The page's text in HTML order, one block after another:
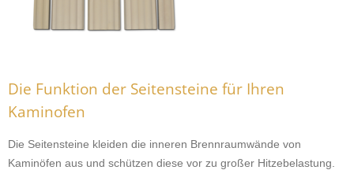
Die Funktion der Seitensteine für Ihren
Kaminofen
Die Seitensteine kleiden die inneren Brennraumwände von
Kaminöfen aus und schützen diese vor zu großer Hitzebelastung.